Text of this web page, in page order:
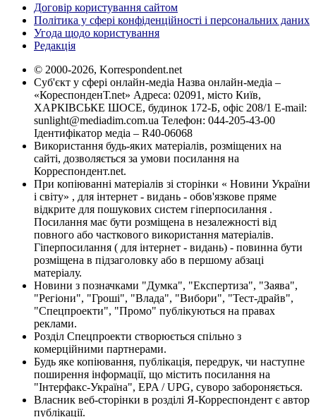
Договір користування сайтом
Політика у сфері конфіденційності і персональних даних
Угода щодо користування
Редакція
© 2000-2026, Korrespondent.net
Суб'єкт у сфері онлайн-медіа Назва онлайн-медіа –
«КореспонденТ.net» Адреса: 02091, місто Київ,
ХАРКІВСЬКЕ ШОСЕ, будинок 172-Б, офіс 208/1 E-mail:
sunlight@mediadim.com.ua Телефон: 044-205-43-00
Ідентифікатор медіа – R40-06068
Використання будь-яких матеріалів, розміщених на
сайті, дозволяється за умови посилання на
Корреспондент.net.
При копіюванні матеріалів зі сторінки « Новини України
і світу» , для інтернет - видань - обов'язкове пряме
відкрите для пошукових систем гіперпосилання .
Посилання має бути розміщена в незалежності від
повного або часткового використання матеріалів.
Гіперпосилання ( для інтернет - видань) - повинна бути
розміщена в підзаголовку або в першому абзаці
матеріалу.
Новини з позначками "Думка", "Експертиза", "Заява",
"Регіони", "Гроші", "Влада", "Вибори", "Тест-драйв",
"Спецпроекти", "Промо" публікуються на правах
реклами.
Розділ Спецпроекти створюється спільно з
комерційними партнерами.
Будь яке копіювання, публікація, передрук, чи наступне
поширення інформації, що містить посилання на
"Інтерфакс-Україна", EPA / UPG, суворо забороняється.
Власник веб-сторінки в розділі Я-Корреспондент є автор
публікації.